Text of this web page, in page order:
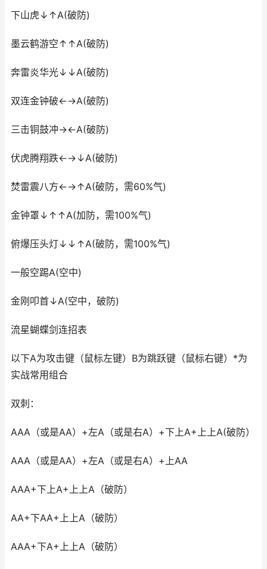
下山虎↓↑A(破防)
墨云鹤游空↑↑A(破防)
奔雷炎华光↓↓A(破防)
双连金钟破←→A(破防)
三击铜鼓冲→←A(破防)
伏虎腾翔跌←→↓A(破防)
焚雷震八方←→↑A(破防，需60%气)
金钟罩↓↑↑A(加防，需100%气)
俯爆压头灯↓↓↑A(破防，需100%气)
一般空踢A(空中)
金刚叩首↓A(空中，破防)
流星蝴蝶剑连招表
以下A为攻击键（鼠标左键）B为跳跃键（鼠标右键）*为
实战常用组合
双刺：
AAA（或是AA）+左A（或是右A）+下上A+上上A(破防）
AAA（或是AA）+左A（或是右A）+上AA
AAA+下上A+上上A（破防）
AA+下AA+上上A（破防）
AAA+下A+上上A（破防）